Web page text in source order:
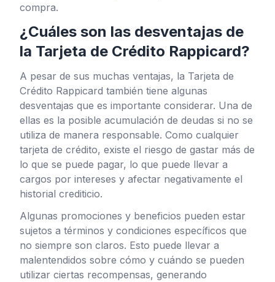
compra.
¿Cuáles son las desventajas de
la Tarjeta de Crédito Rappicard?
A pesar de sus muchas ventajas, la Tarjeta de
Crédito Rappicard también tiene algunas
desventajas que es importante considerar. Una de
ellas es la posible acumulación de deudas si no se
utiliza de manera responsable. Como cualquier
tarjeta de crédito, existe el riesgo de gastar más de
lo que se puede pagar, lo que puede llevar a
cargos por intereses y afectar negativamente el
historial crediticio.
Algunas promociones y beneficios pueden estar
sujetos a términos y condiciones específicos que
no siempre son claros. Esto puede llevar a
malentendidos sobre cómo y cuándo se pueden
utilizar ciertas recompensas, generando